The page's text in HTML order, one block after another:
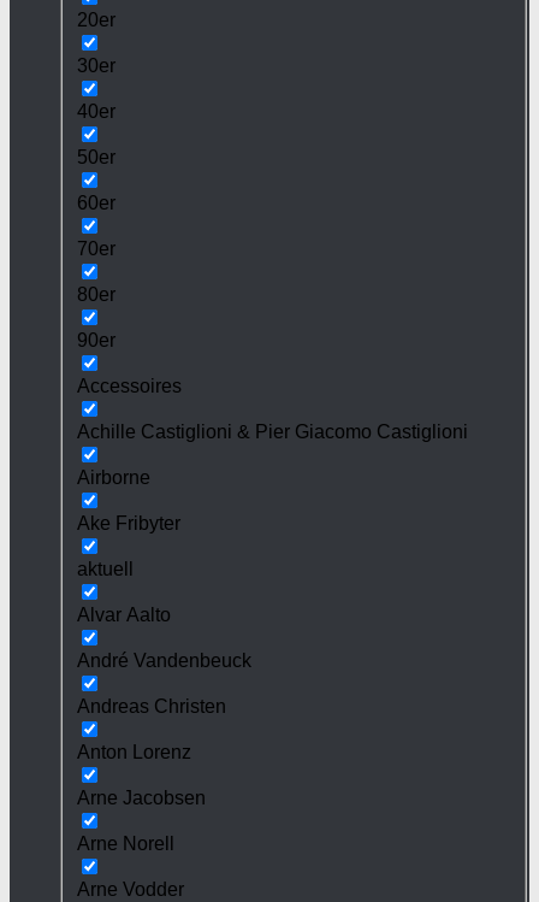
20er
30er
40er
50er
60er
70er
80er
90er
Accessoires
Achille Castiglioni & Pier Giacomo Castiglioni
Airborne
Ake Fribyter
aktuell
Alvar Aalto
André Vandenbeuck
Andreas Christen
Anton Lorenz
Arne Jacobsen
Arne Norell
Arne Vodder